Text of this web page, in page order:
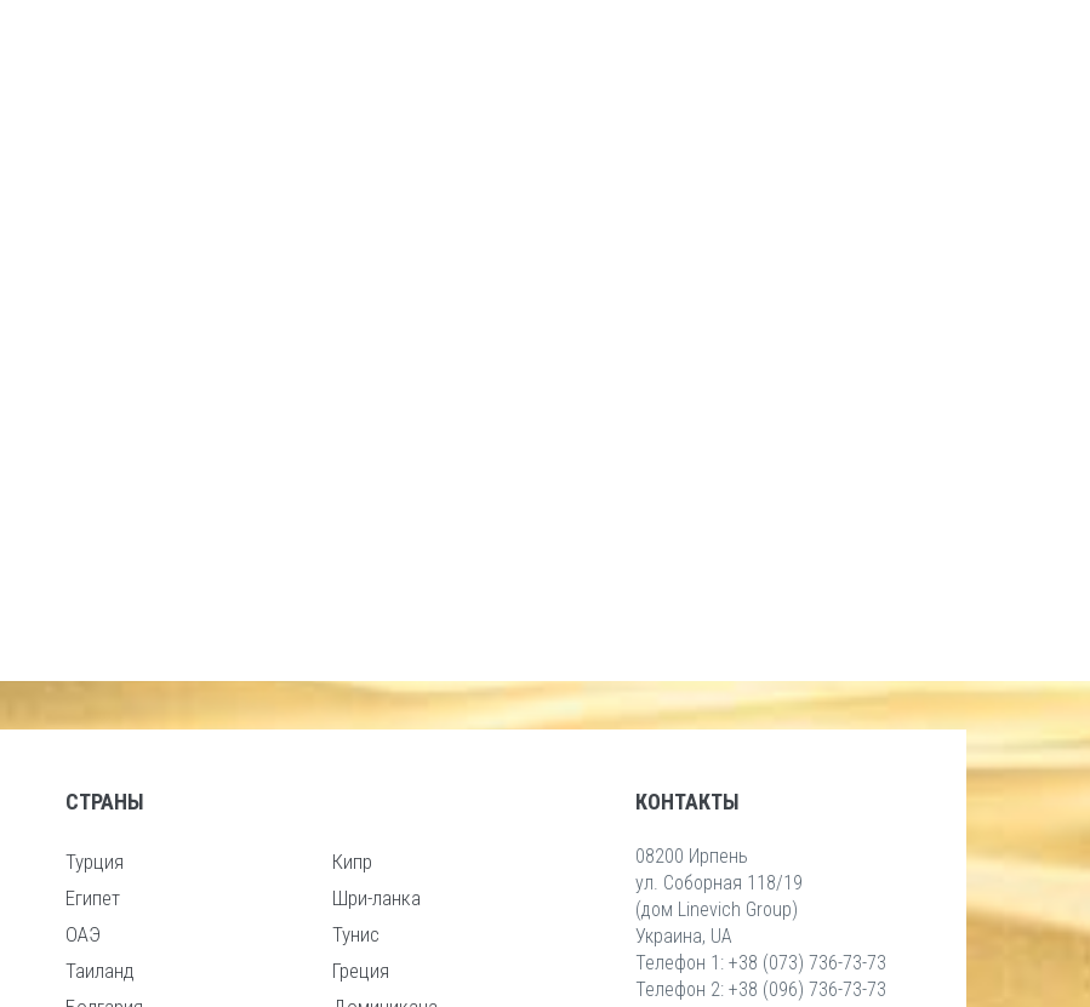
СТРАНЫ
Турция
Египет
ОАЭ
Таиланд
Кипр
Шри-ланка
Тунис
Греция
КОНТАКТЫ
08200 Ирпень
ул. Соборная 118/19
(дом Linevich Group)
Украина, UA
Телефон 1: +38 (073) 736-73-73
Телефон 2: +38 (096) 736-73-73